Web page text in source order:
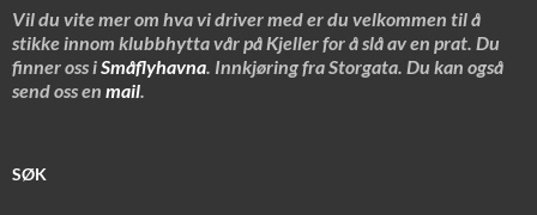
Vil du vite mer om hva vi driver med er du velkommen til å
stikke innom klubbhytta vår på Kjeller for å slå av en prat. Du
finner oss iSmåflyhavna. Innkjøring fra Storgata. Du kan også
send oss en mail.
SØK